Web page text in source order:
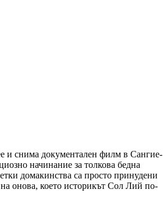
и снима документален филм в Сангие-
начинание за толкова бедна
домакинства са просто принудени
онова, което историкът Сол Лий по-